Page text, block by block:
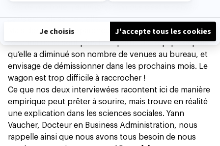
parisien”, plaisante-t-elle.
Mais derrière les apparences, la blessure est profonde.
Johanna ne se sent plus faire partie de l’équipe depuis
qu’elle a diminué son nombre de venues au bureau, et
envisage de démissionner dans les prochains mois. Le
wagon est trop difficile à raccrocher !
Ce que nos deux interviewées racontent ici de manière
empirique peut prêter à sourire, mais trouve en réalité
une explication dans les sciences sociales. Yann
Vaucher, Docteur en Business Administration, nous
rappelle ainsi que nous avons tous besoin de nous